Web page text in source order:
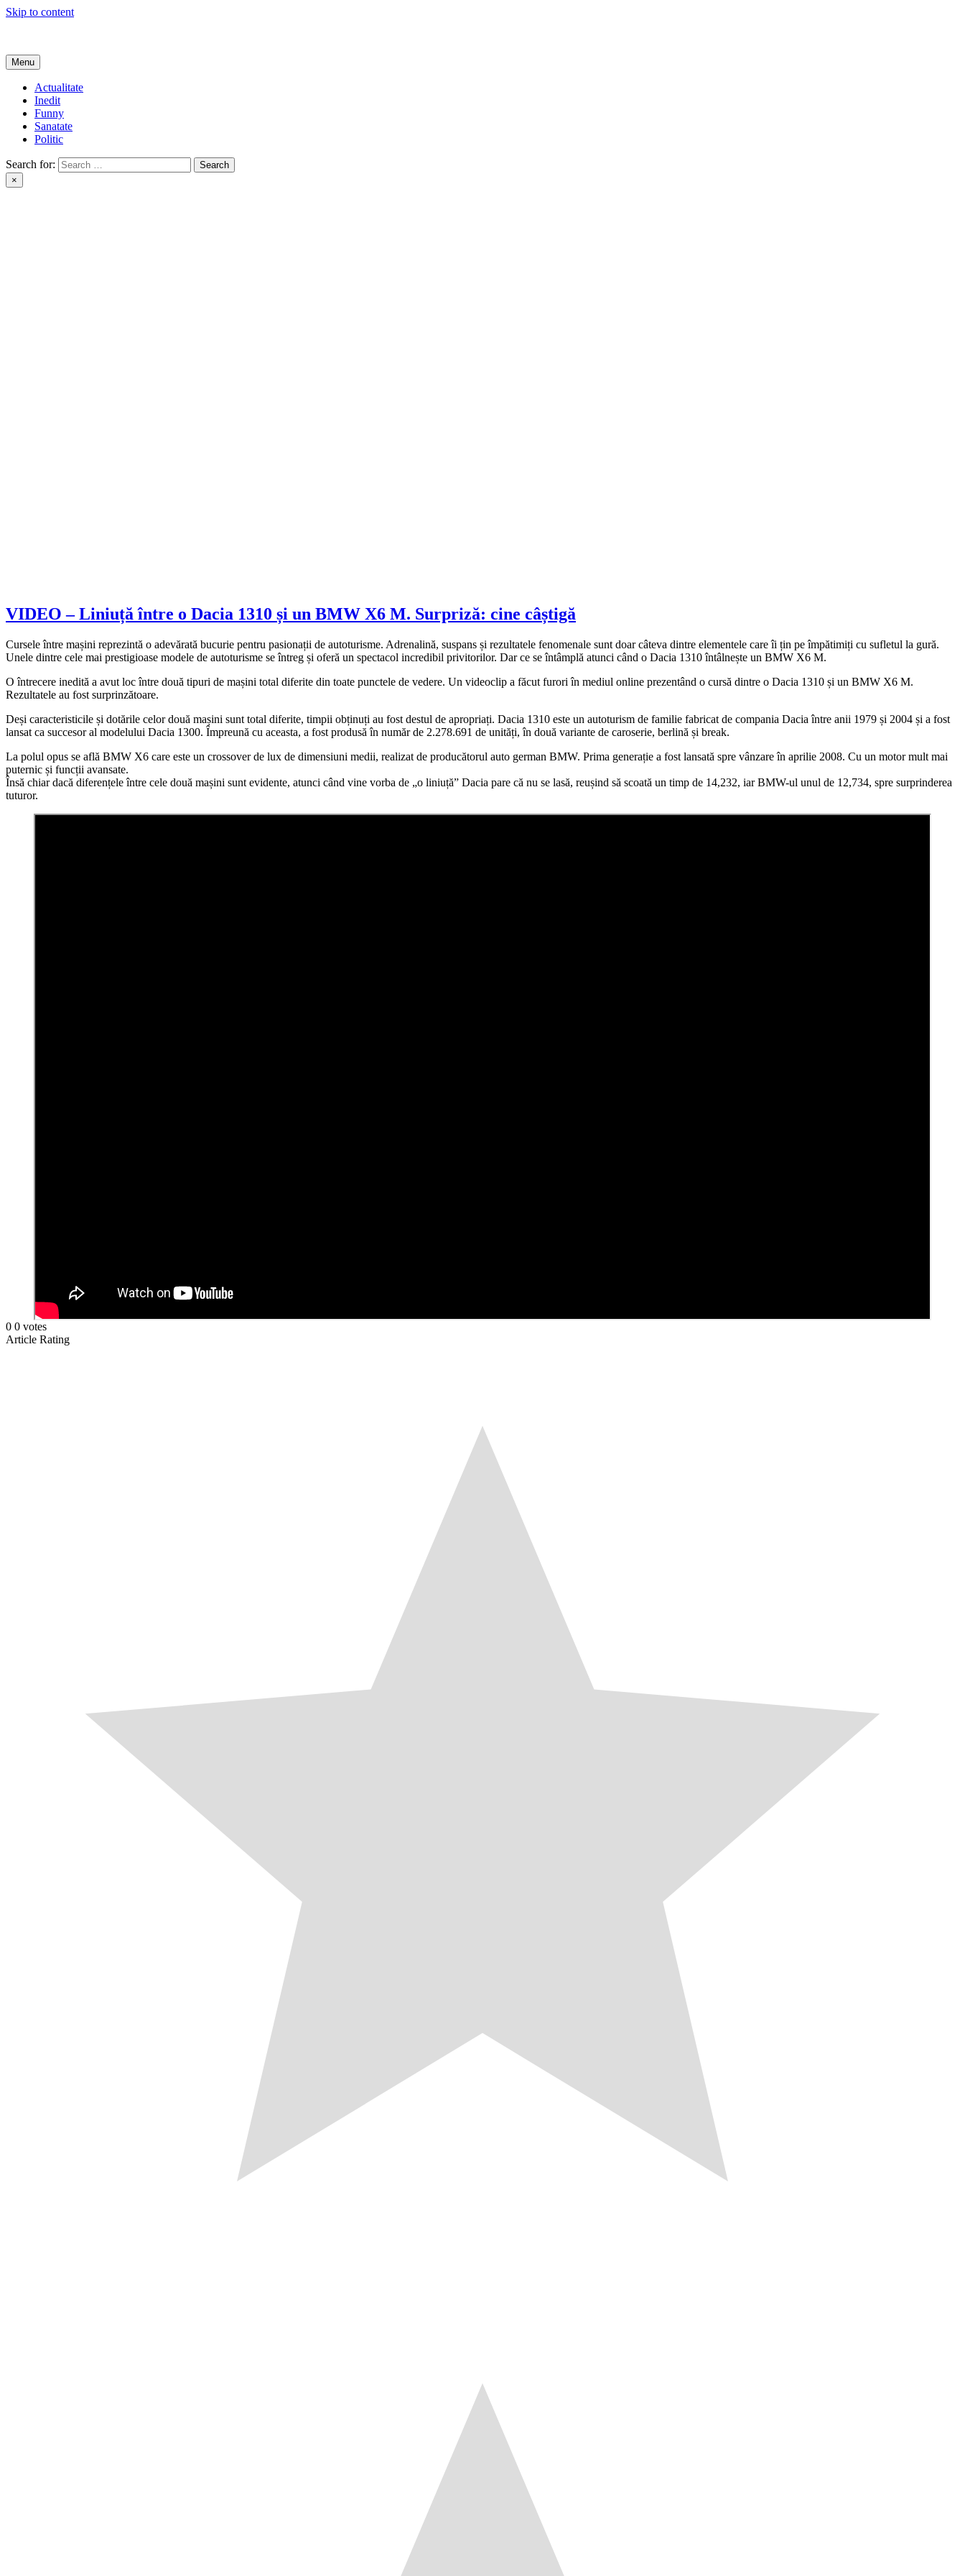
Skip to content
Menu
Actualitate
Inedit
Funny
Sanatate
Politic
Search for:
×
VIDEO – Liniuță între o Dacia 1310 și un BMW X6 M. Surpriză: cine câștigă
Cursele între mașini reprezintă o adevărată bucurie pentru pasionații de autoturisme. Adrenalină, suspans și rezultatele fenomenale sunt doar câteva dintre elementele care îi țin pe împătimiți cu sufletul la gură.
Unele dintre cele mai prestigioase modele de autoturisme se întreg și oferă un spectacol incredibil privitorilor. Dar ce se întâmplă atunci când o Dacia 1310 întâlnește un BMW X6 M.
O întrecere inedită a avut loc între două tipuri de mașini total diferite din toate punctele de vedere. Un videoclip a făcut furori în mediul online prezentând o cursă dintre o Dacia 1310 și un BMW X6 M.
Rezultatele au fost surprinzătoare.
Deși caracteristicile și dotările celor două mașini sunt total diferite, timpii obținuți au fost destul de apropriați. Dacia 1310 este un autoturism de familie fabricat de compania Dacia între anii 1979 și 2004 și a fost
lansat ca succesor al modelului Dacia 1300. Împreună cu aceasta, a fost produsă în număr de 2.278.691 de unități, în două variante de caroserie, berlină și break.
La polul opus se află BMW X6 care este un crossover de lux de dimensiuni medii, realizat de producătorul auto german BMW. Prima generație a fost lansată spre vânzare în aprilie 2008. Cu un motor mult mai
puternic și funcții avansate.
Însă chiar dacă diferențele între cele două mașini sunt evidente, atunci când vine vorba de „o liniuță” Dacia pare că nu se lasă, reușind să scoată un timp de 14,232, iar BMW-ul unul de 12,734, spre surprinderea
tuturor.
0 0 votes
Article Rating